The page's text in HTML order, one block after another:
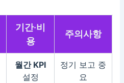
기간·비
용
주의사항
월간 KPI
설정
정기 보고 중
요